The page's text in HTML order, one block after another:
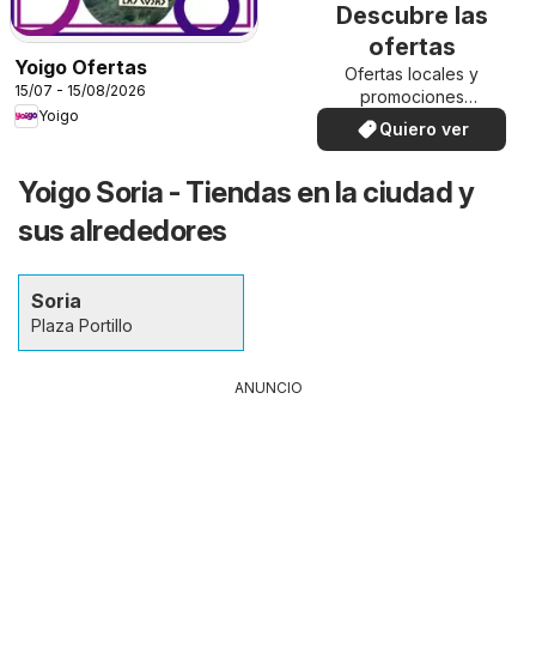
Yoigo Ofertas
15/07 - 15/08/2026
Yoigo
Descubre las
ofertas
Ofertas locales y
promociones
especiales.
Quiero ver
Yoigo Soria - Tiendas en la ciudad y
sus alrededores
Soria
Plaza Portillo
ANUNCIO